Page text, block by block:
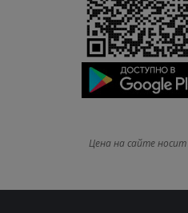
Цена на сайте